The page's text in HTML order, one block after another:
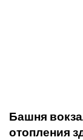
Башня
отопления